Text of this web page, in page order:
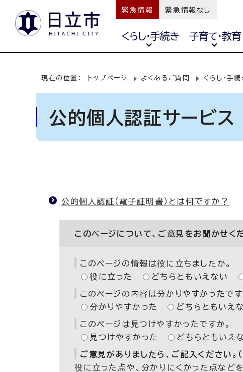
緊急情報 緊急情報なし
くらし・手続き 子育て・教育
現在の位置： トップページ よくあるご質問 くらし・手
公的個人認証サービ
公的個人認証（電子証明書）とは何ですか？
このページについて、ご意見をお聞かせくだ
このページの情報は役に立ちましたか。
役に立った
どちらともいえない
このページの内容は分かりやすかったです
分かりやすかった
どちらともいえ
このページは見つけやすかったですか。
見つけやすかった
どちらともいえ
ご意見がありましたら、ご記入ください。
役に立った点や、分かりにくかった点など